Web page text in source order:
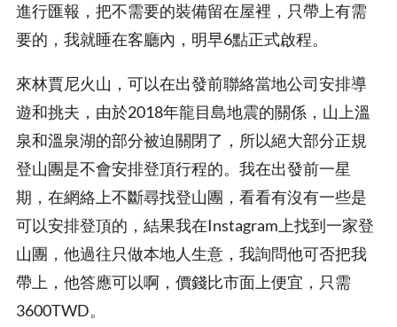
進行匯報，把不需要的裝備留在屋裡，只帶上有需
要的，我就睡在客廳內，明早6點正式啟程。
來林賈尼火山，可以在出發前聯絡當地公司安排導
遊和挑夫，由於2018年龍目島地震的關係，山上溫
泉和溫泉湖的部分被迫關閉了，所以絕大部分正規
登山團是不會安排登頂行程的。我在出發前一星
期，在網絡上不斷尋找登山團，看看有沒有一些是
可以安排登頂的，結果我在Instagram上找到一家登
山團，他過往只做本地人生意，我詢問他可否把我
帶上，他答應可以啊，價錢比市面上便宜，只需
3600TWD。